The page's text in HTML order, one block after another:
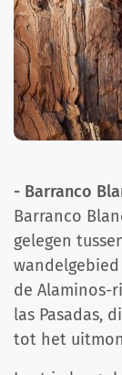
- Barranco
Barranco
gelegen
de Alaminos-
las Pasadas,
tot het